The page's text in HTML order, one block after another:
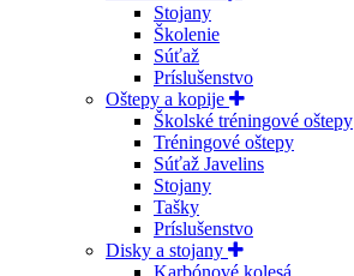
Stojany
Školenie
Súťaž
Príslušenstvo
Oštepy a kopije
Školské tréningové oštepy
Tréningové oštepy
Súťaž Javelins
Stojany
Tašky
Príslušenstvo
Disky a stojany
Karbónové kolesá